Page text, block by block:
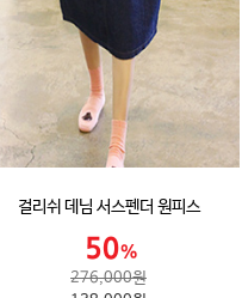
걸리쉬 데님 서스펜더 원피스
276,000원